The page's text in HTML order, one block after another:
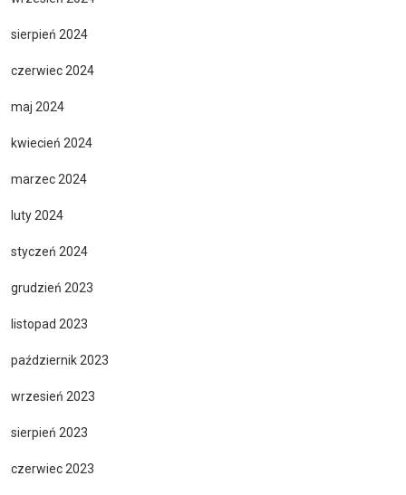
sierpień 2024
czerwiec 2024
maj 2024
kwiecień 2024
marzec 2024
luty 2024
styczeń 2024
grudzień 2023
listopad 2023
październik 2023
wrzesień 2023
sierpień 2023
czerwiec 2023